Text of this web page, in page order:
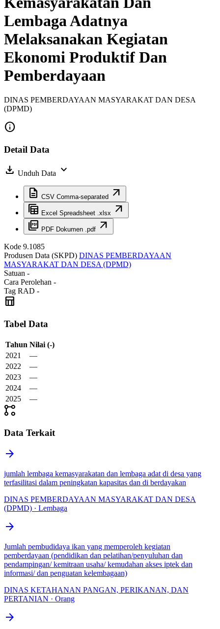
Lembaga Adatnya
Melaksanakan Kegiatan
Ekonomi Produktif Dan
Pemberdayaan
DINAS PEMBERDAYAAN MASYARAKAT DAN DESA
(DPMD)
info
Detail Data
download Unduh Data
expand_more
description CSV Comma-separated
arrow_outward
table_view Excel Spreadsheet .xlsx
arrow_outward
picture_as_pdf PDF Dokumen .pdf arrow_outward
Kode 9.1085
Produsen Data (SKPD) DINAS PEMBERDAYAAN
MASYARAKAT DAN DESA (DPMD)
Satuan -
Cara Perolehan -
Tag RAD -
table_chart
Tabel Data
Tahun Nilai (-)
2021
—
2022
—
2023
—
2024
—
2025
—
linked_services
Data Terkait
arrow_forward
jumlah lembaga kemasyarakatan dan lembaga adat di desa yang
terfasilitasi dalam peningkatan kapasitas dan di berdayakan
DINAS PEMBERDAYAAN MASYARAKAT DAN DESA
(DPMD) · Lembaga
arrow_forward
Jumlah pembudidaya ikan yang memperoleh kegiatan
pemberdayaan (pendidikan dan pelatihan/penyuluhan dan
pendampingan/ kemitraan usaha/ kemudahan akses iptek dan
informasi/ dan penguatan kelembagaan)
DINAS KETAHANAN PANGAN, PERIKANAN, DAN
PERTANIAN · Orang
arrow_forward